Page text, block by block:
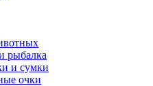
рыбалка
и сумки
очки